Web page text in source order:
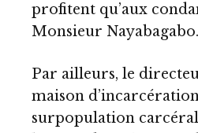
profitent qu’aux
Monsieur Nayabagabo.
Par ailleurs, le
maison
surpopulation